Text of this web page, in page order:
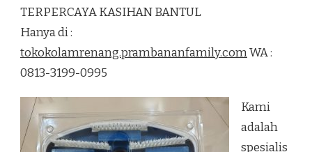
KOLAM
KASIHAN
BANTUL
TERPERCAYA KASIHAN BANTUL
Hanya di :
tokokolamrenang.prambananfamily.comWA :
0813-3199-0995
Kami
adalah
spesialis